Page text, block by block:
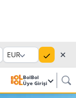
EUR ✕
BolBol
Üye Girişi